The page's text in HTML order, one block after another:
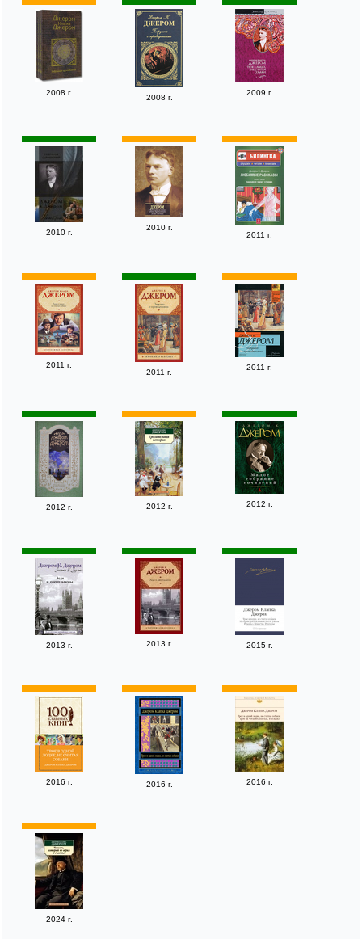
2008 г.
2008 г.
2009 г.
2010 г.
2010 г.
2011 г.
2011 г.
2011 г.
2011 г.
2012 г. 2012 г. 2012 г.
2013 г. 2013 г. 2015 г.
2016 г. 2016 г. 2016 г.
2024 г.